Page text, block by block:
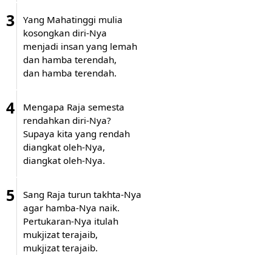
3
Yang Mahatinggi mulia
kosongkan diri-Nya
menjadi insan yang lemah
dan hamba terendah,
dan hamba terendah.
4
Mengapa Raja semesta
rendahkan diri-Nya?
Supaya kita yang rendah
diangkat oleh-Nya,
diangkat oleh-Nya.
5
Sang Raja turun takhta-Nya
agar hamba-Nya naik.
Pertukaran-Nya itulah
mukjizat terajaib,
mukjizat terajaib.